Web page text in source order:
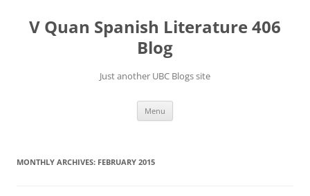
content
V Quan Spanish Literature 406
Blog
Just another UBC Blogs site
Menu
MONTHLY ARCHIVES: FEBRUARY 2015